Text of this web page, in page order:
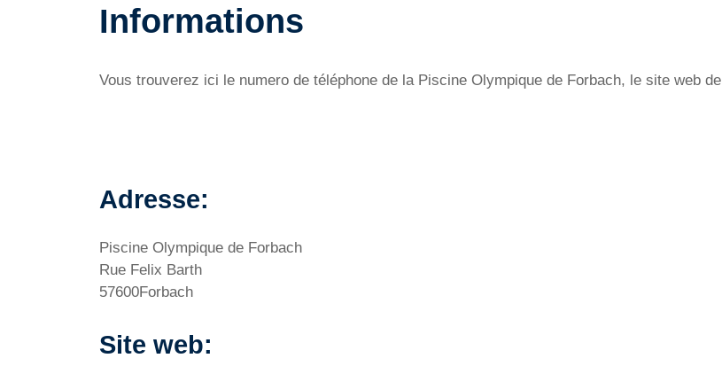
Informations
Vous trouverez ici le numero de téléphone de la Piscine Olympique de Forbach, le site web
Adresse:
Piscine Olympique de Forbach
Rue Felix Barth
57600Forbach
Site web: